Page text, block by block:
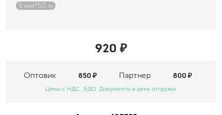
9 мм*50 м
920 ₽
Оптовик Партнер
850 ₽ 800 ₽
Цены с НДС. ЭДО. Документы в день отгрузки.